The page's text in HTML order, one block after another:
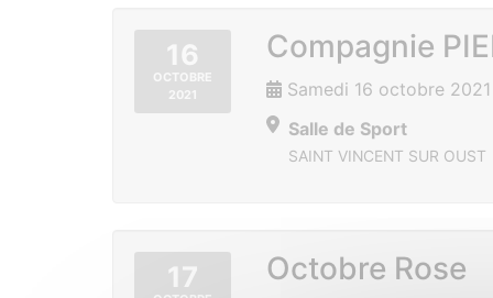
16
OCTOBRE
2021
Compagnie
Samedi 16 octobre
Salle de Sport
SAINT VINCENT SUR OUST
17 Octobre Rose